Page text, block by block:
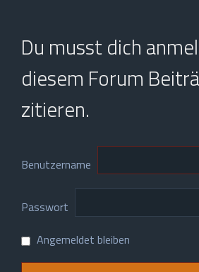
Du musst dich
diesem Forum
zitieren.
Benutzername
Passwort
Angemeldet bleiben